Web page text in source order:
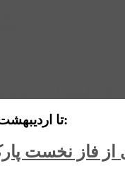
تا اردیبهشت ماه آینده انجام می‌شود:
از فاز نخست